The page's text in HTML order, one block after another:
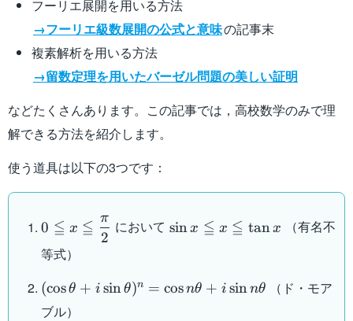
フーリエ展開を用いる方法
→フーリエ級数展開の公式と意味の記事末
複素解析を用いる方法
→留数定理を用いたバーゼル問題の美しい証明
などたくさんあります。この記事では，高校数学のみで理
解できる方法を紹介します。
使う道具は以下の3つです：
0\leqq
\dfrac{\pi}
{2}
0 ≦ x ≦ 2
π
において \sin
\leqq
sinx ≦ x ≦ tanx
（有名不
等式）
(\cos\theta+i\sin\theta)^n=\cos
n\theta+i\sin n\theta
(cosθ + i sinθ)n = cosnθ + i sinnθ
（ド・モア
ブル）